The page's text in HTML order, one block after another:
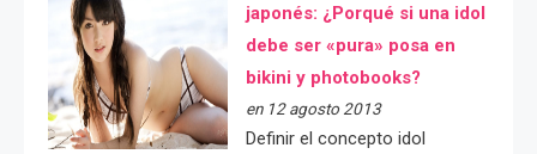
japonés: ¿Porqué si una idol
debe ser «pura» posa en
bikini y photobooks?
en 12 agosto 2013
Definir el concepto idol